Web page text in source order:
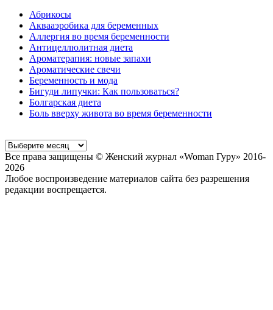
Абрикосы
Аквааэробика для беременных
Аллергия во время беременности
Антицеллюлитная диета
Ароматерапия: новые запахи
Ароматические свечи
Беременность и мода
Бигуди липучки: Как пользоваться?
Болгарская диета
Боль вверху живота во время беременности
Все права защищены © Женский журнал «Woman Гуру» 2016-
2026
Любое воспроизведение материалов сайта без разрешения
редакции воспрещается.